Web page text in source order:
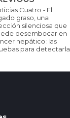
Cuatro - El
graso, una
silenciosa que
desembocar en
hepático: las
para detectarla